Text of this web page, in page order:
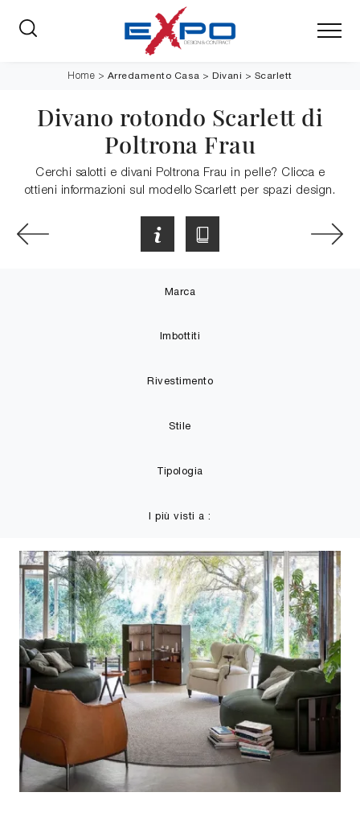
Home > Arredamento Casa >Divani > Scarlett
Divano rotondo Scarlett di
Poltrona Frau
Cerchi salotti e divani Poltrona Frau in pelle? Clicca e
ottieni informazioni sul modello Scarlett per spazi design.
Marca
Imbottiti
Rivestimento
Stile
Tipologia
I più visti a :